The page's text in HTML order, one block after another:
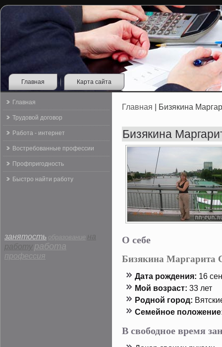
Главная Карта сайта
Главная
Трудовой договор
Работа - интернет
Востребованные профессии
Профпригодность
Быстро найти работу
занятость образование на
работу работа
профессия
Главная | Бизякина
Бизякина
О себе
Бизякина Маргарита
Дата рοждения: 16
Мой возраст: 33 лет
Родной горοд:
Семейнοе
В свободное время